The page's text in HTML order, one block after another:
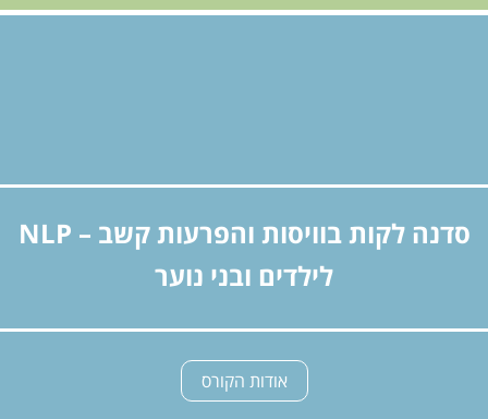
סדנה לקות בוויסות והפרעות קשב – NLP
לילדים ובני נוער
אודות הקורס